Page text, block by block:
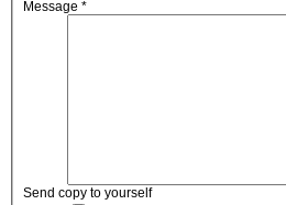
Message *
Send copy to yourself